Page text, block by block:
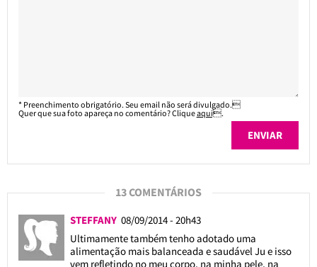
* Preenchimento obrigatório. Seu email não será divulgado.
Quer que sua foto apareça no comentário? Cliqueaqui.
13 COMENTÁRIOS
STEFFANY 08/09/2014 - 20h43
Ultimamente também tenho adotado uma
alimentação mais balanceada e saudável Ju e isso
vem refletindo no meu corpo, na minha pele, na